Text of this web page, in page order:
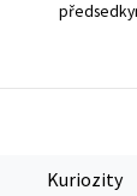
Kuriozity